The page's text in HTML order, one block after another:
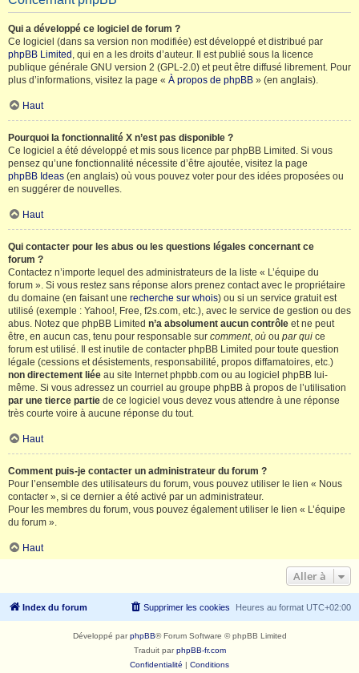
Qui a développé ce logiciel de forum ?
Ce logiciel (dans sa version non modifiée) est développé et distribué par
phpBB Limited , qui en a les droits d’auteur. Il est publié sous la licence
publique générale GNU version 2 (GPL-2.0) et peut être diffusé librement. Pour
plus d’informations, visitez la page « À propos de phpBB » (en anglais).
Haut
Pourquoi la fonctionnalité X n’est pas disponible ?
Ce logiciel a été développé et mis sous licence par phpBB Limited. Si vous
pensez qu’une fonctionnalité nécessite d’être ajoutée, visitez la page
phpBB Ideas (en anglais) où vous pouvez voter pour des idées proposées ou
en suggérer de nouvelles.
Haut
Qui contacter pour les abus ou les questions légales concernant ce
forum ?
Contactez n’importe lequel des administrateurs de la liste « L’équipe du
forum ». Si vous restez sans réponse alors prenez contact avec le propriétaire
du domaine (en faisant une recherche sur whois) ou si un service gratuit est
utilisé (exemple : Yahoo!, Free, f2s.com, etc.), avec le service de gestion ou des
abus. Notez que phpBB Limited n’a absolument aucun contrôle et ne peut
être, en aucun cas, tenu pour responsable sur comment, où ou par qui ce
forum est utilisé. Il est inutile de contacter phpBB Limited pour toute question
légale (cessions et désistements, responsabilité, propos diffamatoires, etc.)
non directement liée au site Internet phpbb.com ou au logiciel phpBB lui-
même. Si vous adressez un courriel au groupe phpBB à propos de l’utilisation
par une tierce partie de ce logiciel vous devez vous attendre à une réponse
très courte voire à aucune réponse du tout.
Haut
Comment puis-je contacter un administrateur du forum ?
Pour l’ensemble des utilisateurs du forum, vous pouvez utiliser le lien « Nous
contacter », si ce dernier a été activé par un administrateur.
Pour les membres du forum, vous pouvez également utiliser le lien « L’équipe
du forum ».
Haut
Aller à
Index du forum Heures au format UTC+02:00
Supprimer les cookies
Développé parphpBB® Forum Software © phpBB Limited
Traduit parphpBB-fr.com
Confidentialité | Conditions